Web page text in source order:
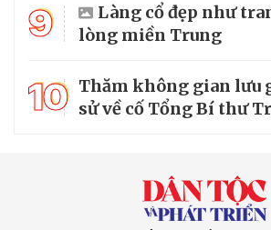
9
Làng cổ đẹp như
lòng miền Trung
10 Thăm không gian lưu
sử về cố Tổng Bí thư